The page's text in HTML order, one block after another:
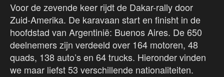
Voor de zevende keer rijdt de Dakar-rally door
Zuid-Amerika. De karavaan start en finisht in de
hoofdstad van Argentinië: Buenos Aires. De 650
deelnemers zijn verdeeld over 164 motoren, 48
quads, 138 auto’s en 64 trucks. Hieronder vinden
we maar liefst 53 verschillende nationaliteiten.